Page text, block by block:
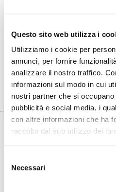
Questo sito web utilizza i
Utilizziamo i cookie per
annunci, per fornire
analizzare il nostro traffico.
informazioni sul modo in cui
nostri partner che si
pubblicità e social media, i
con altre informazioni che ha
raccolto dal suo utilizzo dei
delNecessari